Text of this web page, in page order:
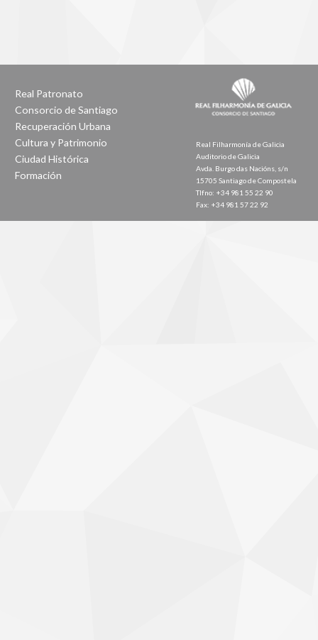
Real Patronato
Consorcio de Santiago
Recuperación Urbana
Cultura y Patrimonio
Ciudad Histórica
Formación
Real Filharmonía de Galicia
Auditorio de Galicia
Avda. Burgo das Nacións, s/n
15705 Santiago de Compostela
Tlfno: +34 981 55 22 90
Fax: +34 981 57 22 92